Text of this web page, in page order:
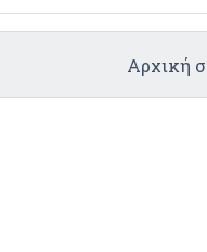
Αρχική